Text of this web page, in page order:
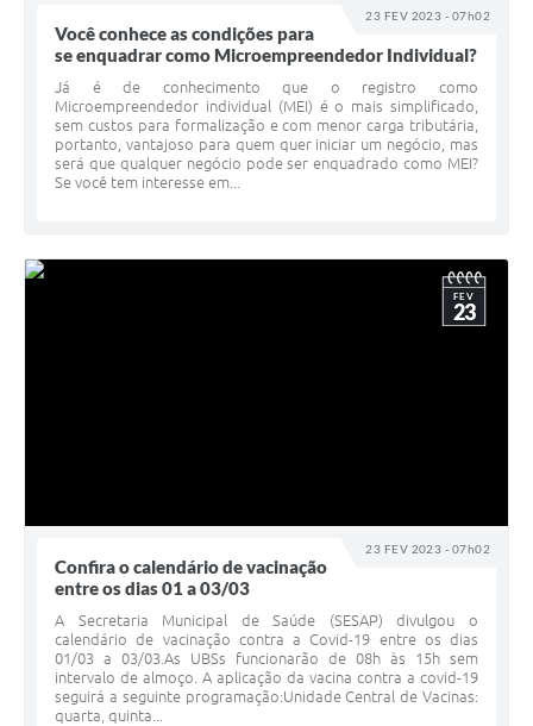
23 FEV 2023 - 07h02
Você conhece as condições para
se enquadrar como Microempreendedor Individual?
Já é de conhecimento que o registro como
Microempreendedor individual (MEI) é o mais simplificado,
sem custos para formalização e com menor carga tributária,
portanto, vantajoso para quem quer iniciar um negócio, mas
será que qualquer negócio pode ser enquadrado como MEI?
Se você tem interesse em...
23 FEV 2023 - 07h02
FEV
23
Confira o calendário de vacinação
entre os dias 01 a 03/03
A Secretaria Municipal de Saúde (SESAP) divulgou o
calendário de vacinação contra a Covid-19 entre os dias
01/03 a 03/03.As UBSs funcionarão de 08h às 15h sem
intervalo de almoço. A aplicação da vacina contra a covid-19
seguirá a seguinte programação:Unidade Central de Vacinas:
quarta, quinta...